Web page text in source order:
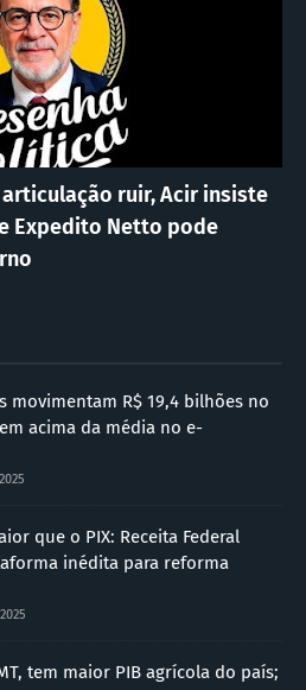
ruir, Acir insiste
Expedito Netto pode
movimentam R$ 19,4 bilhões no
acima da média no e-
que o PIX: Receita Federal
inédita para reforma
tem maior PIB agrícola do país;